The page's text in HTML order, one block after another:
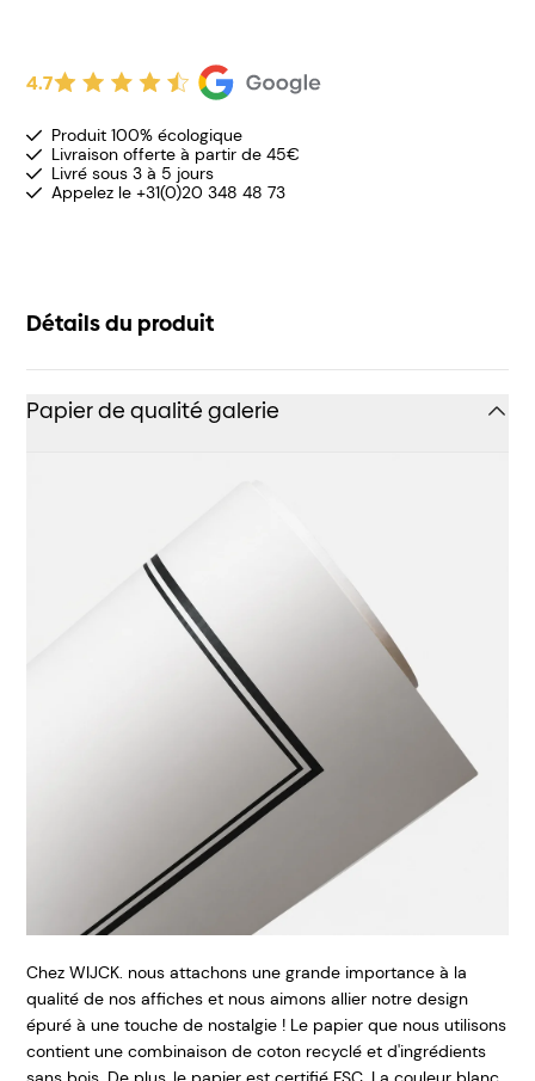
4.7
Produit 100% écologique
Livraison offerte à partir de 45€
Livré sous 3 à 5 jours
Appelez le +31(0)20 348 48 73
Détails du produit
Papier de qualité galerie
Chez WIJCK. nous attachons une grande importance à la
qualité de nos affiches et nous aimons allier notre design
épuré à une touche de nostalgie ! Le papier que nous utilisons
contient une combinaison de coton recyclé et d'ingrédients